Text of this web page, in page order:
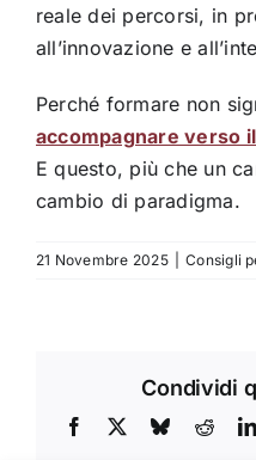
reale dei percorsi, in
all’innovazione e
Perché formare non
accompagnare verso
E questo, più che un
cambio di paradigma.
21 Novembre 2025 Consigli
Condividi
Facebook BlueskyReddit